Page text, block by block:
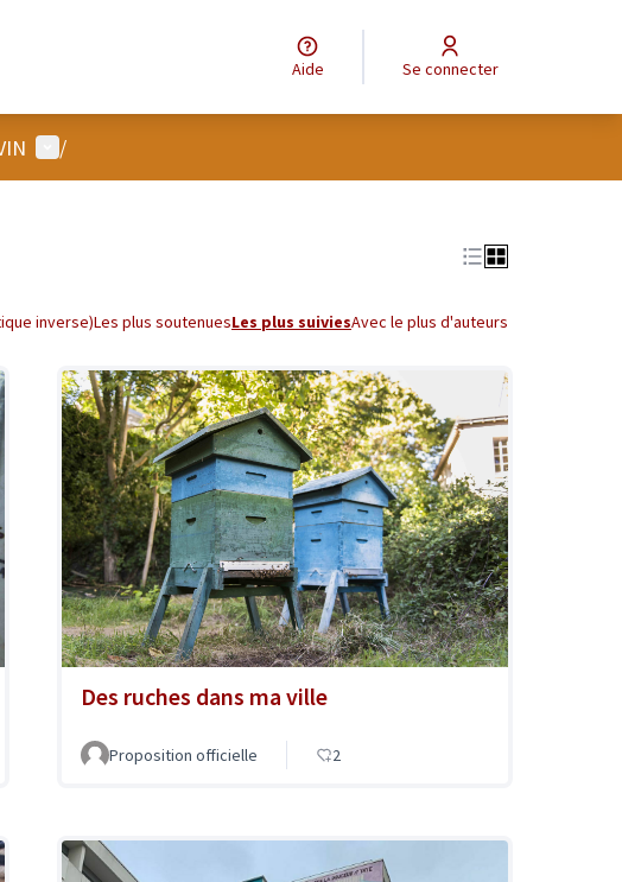
Aide Se connecter
Menu utilisateur
/
inverse)Les plus soutenuesLes plus suiviesAvec le plus d'auteurs
Des ruches dans ma ville
Proposition officielle 2